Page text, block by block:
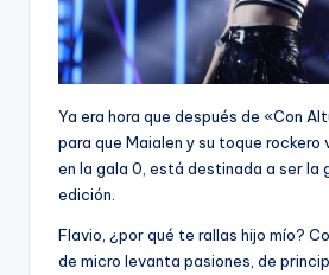
Ya era hora que después de «Con
para que Maialen y su toque rockero
en la gala 0, está destinada a ser la
edición.
Flavio, ¿por qué te rallas hijo mío?
de micro levanta pasiones, de